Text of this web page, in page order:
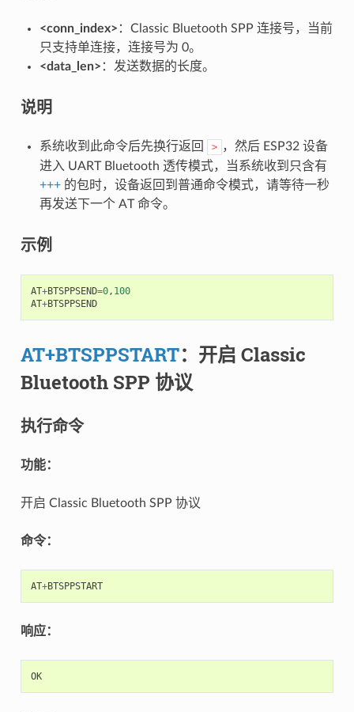
<conn_index> ：Classic Bluetooth SPP 连接号，当前
只支持单连接，连接号为 0。
<data_len> ：发送数据的长度。
说明
系统收到此命令后先换行返回 > ，然后 ESP32 设备
进入 UART Bluetooth 透传模式，当系统收到只含有
+++的包时，设备返回到普通命令模式，请等待一秒
再发送下一个 AT 命令。
示例
AT+BTSPPSEND=0, 100
AT+BTSPPSEND
AT+BTSPPSTART：开启 Classic
Bluetooth SPP 协议
执行命令
功能：
开启 Classic Bluetooth SPP 协议
命令：
AT+BTSPPSTART
响应：
OK